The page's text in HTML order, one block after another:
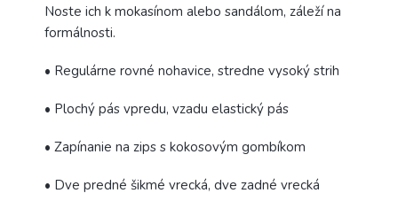
Noste ich k mokasínom alebo sandálom, záleží na
formálnosti.
• Regulárne rovné nohavice, stredne vysoký strih
• Plochý pás vpredu, vzadu elastický pás
• Zapínanie na zips s kokosovým gombíkom
• Dve predné šikmé vrecká, dve zadné vrecká